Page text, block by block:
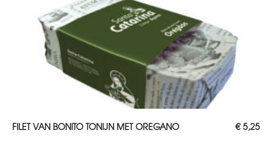
TOEVOEGEN AAN WINKELWAGEN
FILET VAN BONITO TONIJN MET OREGANO €5,25